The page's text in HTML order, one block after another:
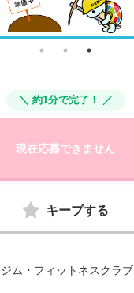
＼ 約1分で完了！ ／
現在応募できません
キープする
ム・フィットネスクラブ